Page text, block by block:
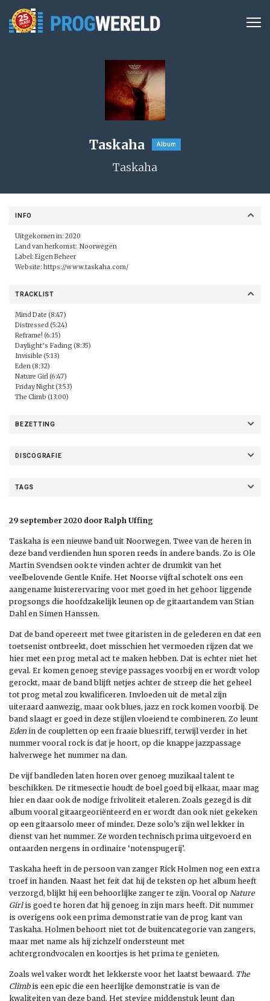
Taskaha Album
Taskaha
INFO
Uitgekomen in: 2020
Land van herkomst: Noorwegen
Label: Eigen Beheer
Website: https://www.taskaha.com/
TRACKLIST
Mind Date (8:47)
Distressed (5:24)
Reframe! (6:15)
Daylight’s Fading (8:35)
Invisible (5:13)
Eden (8:32)
Nature Girl (6:47)
Friday Night (3:53)
The Climb (13:00)
BEZETTING
DISCOGRAFIE
TAGS
29 september 2020 door Ralph Uffing
Taskaha is een nieuwe band uit Noorwegen. Twee van de heren in
deze band verdienden hun sporen reeds in andere bands. Zo is Ole
Martin Svendsen ook te vinden achter de drumkit van het
veelbelovende Gentle Knife. Het Noorse vijftal schotelt ons een
aangename luisterervaring voor met goed in het gehoor liggende
progsongs die hoofdzakelijk leunen op de gitaartandem van Stian
Dahl en Simen Hanssen.
Dat de band opereert met twee gitaristen in de gelederen en dat een
toetsenist ontbreekt, doet misschien het vermoeden rijzen dat we
hier met een prog metal act te maken hebben. Dat is echter niet het
geval. Er komen genoeg stevige passages voorbij en er wordt volop
gerockt, maar de band blijft netjes achter de streep die het geheel
tot prog metal zou kwalificeren. Invloeden uit de metal zijn
uiteraard aanwezig, maar ook blues, jazz en rock komen voorbij. De
band slaagt er goed in deze stijlen vloeiend te combineren. Zo leunt
Edenin de coupletten op een fraaie bluesriff, terwijl verder in het
nummer vooral rock is dat je hoort, op die knappe jazzpassage
halverwege het nummer na dan.
De vijf bandleden laten horen over genoeg muzikaal talent te
beschikken. De ritmesectie houdt de boel goed bij elkaar, maar mag
hier en daar ook de nodige frivoliteit etaleren. Zoals gezegd is dit
album vooral gitaargeoriënteerd en er wordt dan ook niet gekeken
op een gitaarsolo meer of minder. Deze solo’s zijn wel lekker in
dienst van het nummer. Ze worden technisch prima uitgevoerd en
ontaarden nergens in ordinaire ‘notenspugerij’.
Taskaha heeft in de persoon van zanger Rick Holmen nog een extra
troef in handen. Naast het feit dat hij de teksten op het album heeft
verzorgd, blijkt hij een behoorlijke zanger te zijn. Vooral op Nature
Girlis goed te horen dat hij genoeg in zijn mars heeft. Dit nummer
is overigens ook een prima demonstratie van de prog kant van
Taskaha. Holmen behoort niet tot de buitencategorie van zangers,
maar met name als hij zichzelf ondersteunt met
achtergrondvocalen en koortjes is het prima te genieten.
Zoals wel vaker wordt het lekkerste voor het laatst bewaard. The
Climbis een epic die een heerlijke demonstratie is van de
kwaliteiten van deze band. Het stevige middenstuk leunt dan